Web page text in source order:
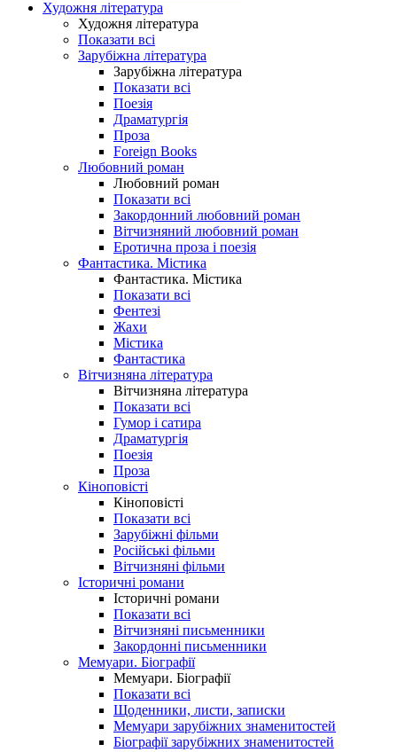
Художня література
Художня література
Показати всі
Зарубіжна література
Зарубіжна література
Показати всі
Поезія
Драматургія
Проза
Foreign Books
Любовний роман
Любовний роман
Показати всі
Закордонний любовний роман
Вітчизняний любовний роман
Еротична проза і поезія
Фантастика. Містика
Фантастика. Містика
Показати всі
Фентезі
Жахи
Містика
Фантастика
Вітчизняна література
Вітчизняна література
Показати всі
Гумор і сатира
Драматургія
Поезія
Проза
Кіноповісті
Кіноповісті
Показати всі
Зарубіжні фільми
Російські фільми
Вітчизняні фільми
Історичні романи
Історичні романи
Показати всі
Вітчизняні письменники
Закордонні письменники
Мемуари. Біографії
Мемуари. Біографії
Показати всі
Щоденники, листи, записки
Мемуари зарубіжних знаменитостей
Біографії зарубіжних знаменитостей